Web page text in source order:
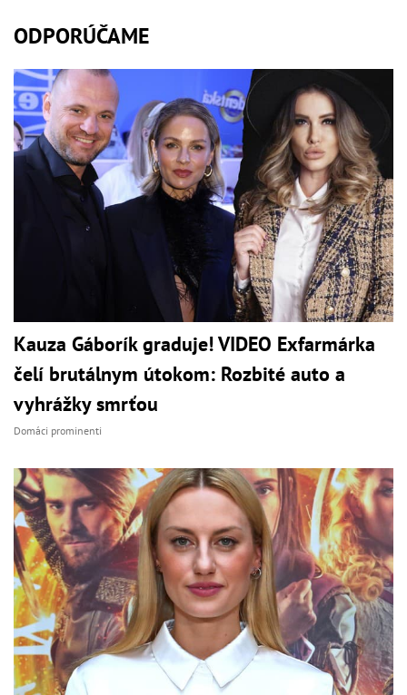
ODPORÚČAME
Kauza Gáborík graduje! VIDEO Exfarmárka
čelí brutálnym útokom: Rozbité auto a
vyhrážky smrťou
Domáci prominenti